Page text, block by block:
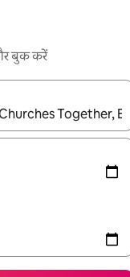
बुक करें
डाउन 'ऐरो की' का